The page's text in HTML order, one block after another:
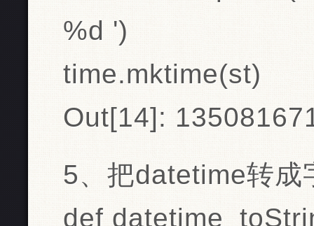
%d ')
time.mktime(st)
Out[14]:
5、把datetime转成
def